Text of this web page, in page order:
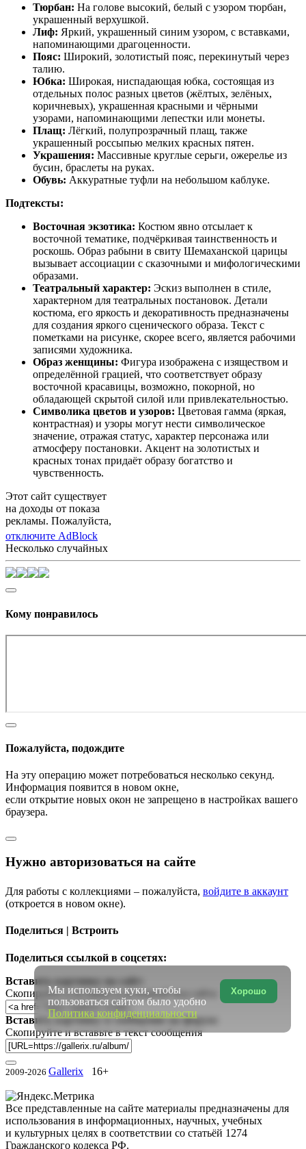
Тюрбан: На голове высокий, белый с узором тюрбан,
украшенный верхушкой.
Лиф: Яркий, украшенный синим узором, с вставками,
напоминающими драгоценности.
Пояс: Широкий, золотистый пояс, перекинутый через
талию.
Юбка: Широкая, ниспадающая юбка, состоящая из
отдельных полос разных цветов (жёлтых, зелёных,
коричневых), украшенная красными и чёрными
узорами, напоминающими лепестки или монеты.
Плащ: Лёгкий, полупрозрачный плащ, также
украшенный россыпью мелких красных пятен.
Украшения: Массивные круглые серьги, ожерелье из
бусин, браслеты на руках.
Обувь: Аккуратные туфли на небольшом каблуке.
Подтексты:
Восточная экзотика: Костюм явно отсылает к
восточной тематике, подчёркивая таинственность и
роскошь. Образ рабыни в свиту Шемаханской царицы
вызывает ассоциации с сказочными и мифологическими
образами.
Театральный характер: Эскиз выполнен в стиле,
характерном для театральных постановок. Детали
костюма, его яркость и декоративность предназначены
для создания яркого сценического образа. Текст с
пометками на рисунке, скорее всего, является рабочими
записями художника.
Образ женщины: Фигура изображена с изяществом и
определённой грацией, что соответствует образу
восточной красавицы, возможно, покорной, но
обладающей скрытой силой или привлекательностью.
Символика цветов и узоров: Цветовая гамма (яркая,
контрастная) и узоры могут нести символическое
значение, отражая статус, характер персонажа или
атмосферу постановки. Акцент на золотистых и
красных тонах придаёт образу богатство и
чувственность.
Этот сайт существует
на доходы от показа
рекламы. Пожалуйста,
отключите AdBlock
Несколько случайных
Кому понравилось
Пожалуйста, подождите
На эту операцию может потребоваться несколько секунд.
Информация появится в новом окне,
если открытие новых окон не запрещено в настройках вашего
браузера.
Нужно авторизоваться на сайте
Для работы с коллекциями – пожалуйста, войдите в аккаунт
(откроется в новом окне).
Поделиться | Встроить
Поделиться ссылкой в соцсетях:
Вставить картинку на сайт:
Скопируйте и вставьте в исходный код сайта
Вставить картинку в сообщение на форум:
Скопируйте и вставьте в текст сообщения
2009-2026 Gallerix 16+
Все представленные на сайте материалы предназначены для
использования в информационных, научных, учебных
и культурных целях в соответствии со статьёй 1274
Гражданского кодекса РФ.
Хорошо
Мы используем куки, чтобы
пользоваться сайтом было удобно
Политика конфиденциальности